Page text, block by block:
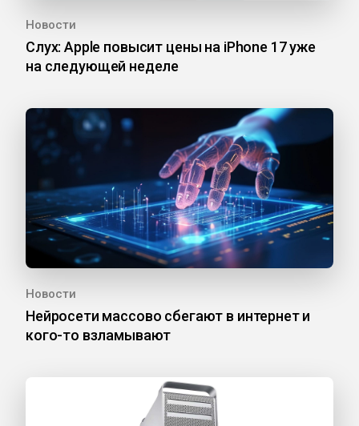
Новости
Слух: Apple повысит цены на iPhone 17 уже
на следующей неделе
Новости
Нейросети массово сбегают в интернет и
кого-то взламывают